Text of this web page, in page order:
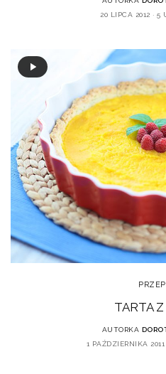
20 LIPCA 2012
5
TARTA
AUTORKA
1 PAŹDZIERNIKA 2011